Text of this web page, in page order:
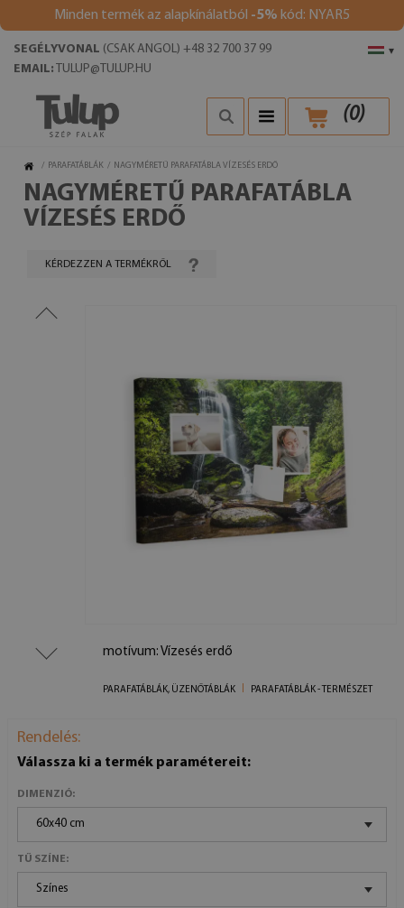
Minden termék az alapkínálatból -5% kód: NYAR5
▾
SEGÉLYVONAL (CSAK ANGOL) +48 32 700 37 99
EMAIL: TULUP@TULUP.HU
(0)
/ PARAFATÁBLÁK / NAGYMÉRETŰ PARAFATÁBLA VÍZESÉS ERDŐ
NAGYMÉRETŰ PARAFATÁBLA
VÍZESÉS ERDŐ
KÉRDEZZEN A TERMÉKRŐL
motívum: Vízesés erdő
PARAFATÁBLÁK, ÜZENŐTÁBLÁK PARAFATÁBLÁK - TERMÉSZET
Rendelés:
Válassza ki a termék paramétereit:
DIMENZIÓ:
60x40 cm
TŰ SZÍNE:
Színes